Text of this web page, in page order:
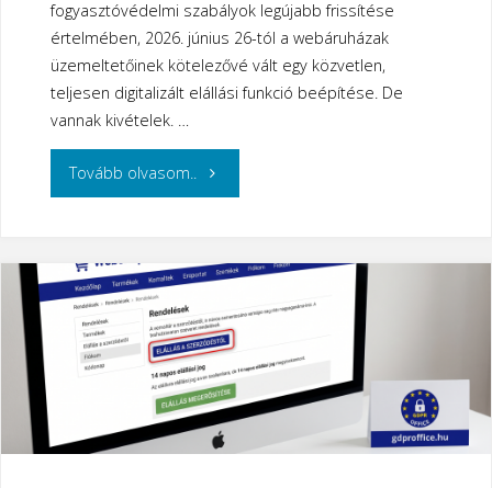
fogyasztóvédelmi szabályok legújabb frissítése
értelmében, 2026. június 26-tól a webáruházak
üzemeltetőinek kötelezővé vált egy közvetlen,
teljesen digitalizált elállási funkció beépítése. De
vannak kivételek. …
Tovább olvasom.. "Online
Gomb
–
és
a
kivételek